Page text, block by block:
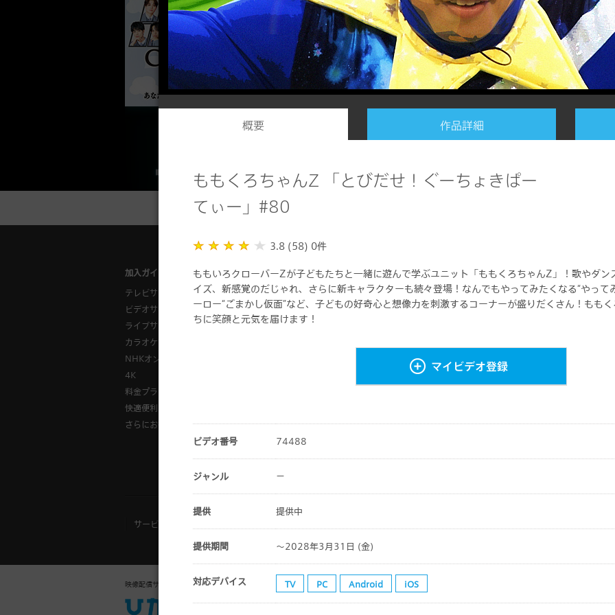
概要 作品詳細
ももくろちゃんZ 「とびだせ！ぐーちょきぱー
てぃー」#80
3.8 (58) 0件
ももいろクローバーZが子どもたちと一緒に遊んで学ぶユニット「ももくろちゃんZ」！歌やダン
イズ、新感覚のだじゃれ、さらに新キャラクターも続々登場！なんでもやってみたくなる“やって
ーロー“ごまかし仮面”など、子どもの好奇心と想像力を刺激するコーナーが盛りだくさん！もも
ちに笑顔と元気を届けます！
マイビデオ登録
ビデオ番号 74488
ジャンル －
提供 提供中
提供期間 ～2028年3月31日 (金)
対応デバイス TV PC Android iOS
加入ガイド
テレビサービス
ビデオサービス
ライブサービス
カラオケサービス
NHKオンデマンド
4K
料金プラントップ
快適便利に
さらにお得
ご利用ガイド
対応チューナー
様々な視聴方法
ひかりＴＶのアプリ
コンテンツ
テレビ
ビデオ
DAZN（ダゾーン）見るならひか
りＴＶ
特集
マイページ
テレビ・ビデオマイペ
MyひかりＴＶ
チャンネルプラン」「
サービスご利用規約
映像配信サービス 法人向け「ひかりＴＶ for Business」 ドコモの新しい映像サービス